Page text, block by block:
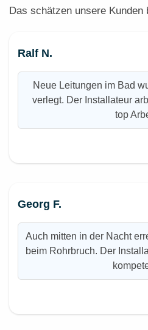
Das schätzen unsere Kunden
Ralf N.
Neue Leitungen im Bad
verlegt. Der Installateur
top
Georg F.
Auch mitten in der Nacht
beim Rohrbruch. Der